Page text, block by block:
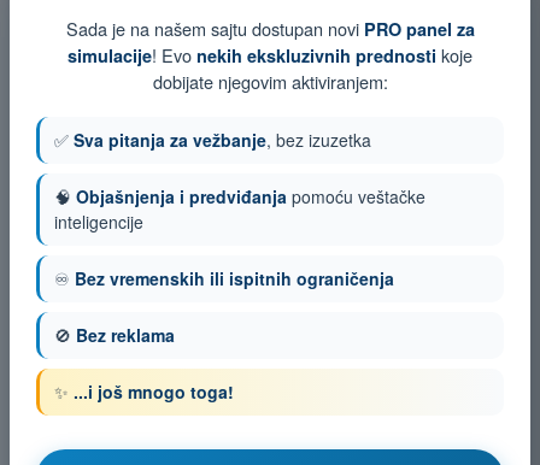
Sada je na našem sajtu dostupan novi PRO panel za
simulacije! Evo nekih ekskluzivnih prednosti koje
dobijate njegovim aktiviranjem:
✅ Sva pitanja za vežbanje, bez izuzetka
🧠 Objašnjenja i predviđanja pomoću veštačke
inteligencije
♾️ Bez vremenskih ili ispitnih ograničenja
🚫 Bez reklama
✨ ...i još mnogo toga!